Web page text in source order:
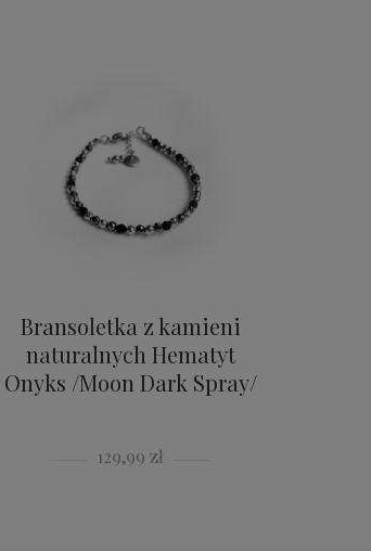
Bransoletka z kamieni
naturalnych Hematyt
Onyks /Moon Dark Spray/
129,99 zł